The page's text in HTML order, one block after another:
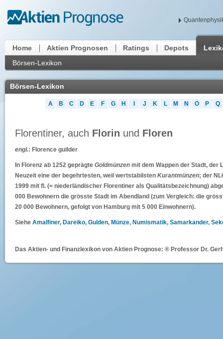
Home Aktien Prognosen Ratings Depots
Börsen-Lexikon
Börsen-Lexikon
A B C D E F G H J K L M N O P Q
Florentiner, auch Florin und Floren
engl.: Florence guilder
In Florenz ab 1252 geprägte Goldmünzen mit dem Wappen der Stadt, der
Neuzeit eine der begehrtesten, weil wertstabilsten Kurantmünzen; der
1999 mit fl. (= niederländischer Florentiner als Qualitätsbezeichnung)
000 Bewohnern die grösste Stadt im Abendland (zum Vergleich: die
20 000 Bewohnern, gefolgt von Hamburg mit 5 000 Einwohnern).
Siehe Amalfiner, Dareiko, Gulden, Münze, Numismatik, Samarkander,
Das Aktien- und Finanzlexikon von Aktien Prognose: ® Professor Dr.